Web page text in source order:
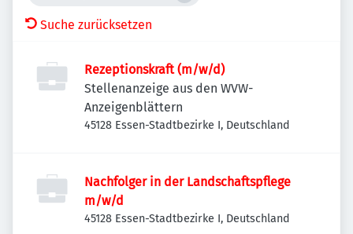
Suche zurücksetzen
Rezeptionskraft (m/w/d)
Stellenanzeige aus den WVW-
Anzeigenblättern
45128 Essen-Stadtbezirke I, Deutschland
Nachfolger in der Landschaftspflege
m/w/d
45128 Essen-Stadtbezirke I, Deutschland